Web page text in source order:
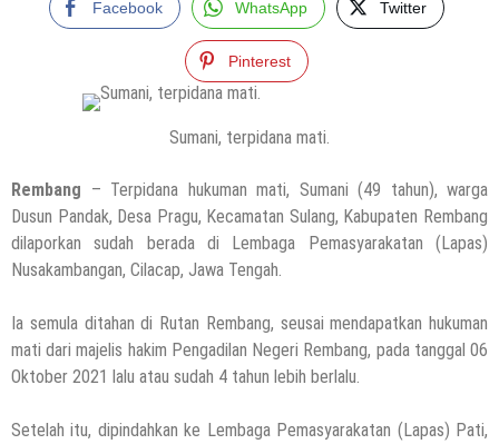
Facebook WhatsApp Twitter
Pinterest
Sumani, terpidana mati.
Rembang – Terpidana hukuman mati, Sumani (49 tahun), warga
Dusun Pandak, Desa Pragu, Kecamatan Sulang, Kabupaten Rembang
dilaporkan sudah berada di Lembaga Pemasyarakatan (Lapas)
Nusakambangan, Cilacap, Jawa Tengah.
Ia semula ditahan di Rutan Rembang, seusai mendapatkan hukuman
mati dari majelis hakim Pengadilan Negeri Rembang, pada tanggal 06
Oktober 2021 lalu atau sudah 4 tahun lebih berlalu.
Setelah itu, dipindahkan ke Lembaga Pemasyarakatan (Lapas) Pati,